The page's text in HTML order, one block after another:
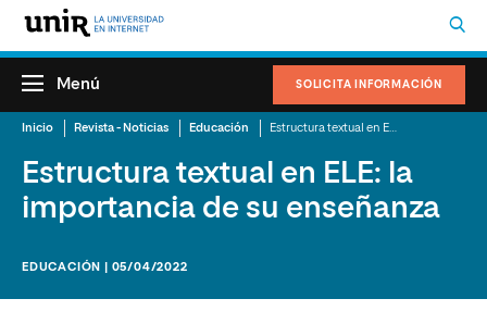
SOLICITA INFORMACIÓN
Menú
Inicio Revista - Noticias Educación
Estructura textual en ELE: la
importancia de su enseñanza
EDUCACIÓN | 05/04/2022